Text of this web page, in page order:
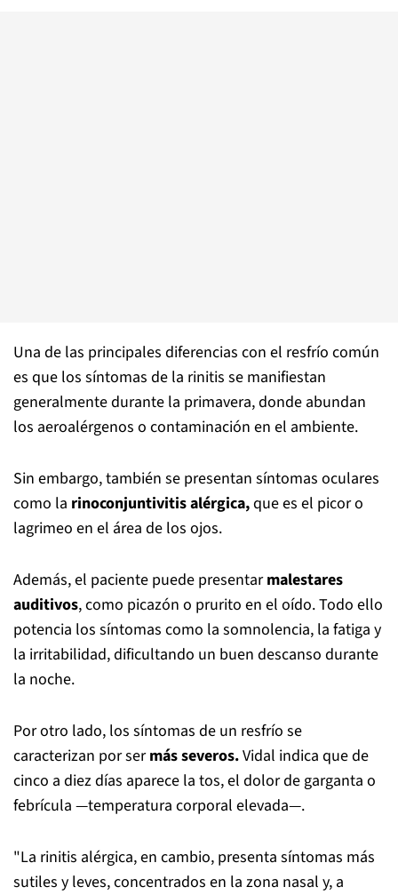
Una de las principales diferencias con el resfrío común
es que los síntomas de la rinitis se manifiestan
generalmente durante la primavera, donde abundan
los aeroalérgenos o contaminación en el ambiente.
Sin embargo, también se presentan síntomas oculares
como la rinoconjuntivitis alérgica,que es el picor o
lagrimeo en el área de los ojos.
Además, el paciente puede presentarmalestares
auditivos, como picazón o prurito en el oído. Todo ello
potencia los síntomas como la somnolencia, la fatiga y
la irritabilidad, dificultando un buen descanso durante
la noche.
Por otro lado, los síntomas de un resfrío se
caracterizan por sermás severos.Vidal indica que de
cinco a diez días aparece la tos, el dolor de garganta o
febrícula —temperatura corporal elevada—.
"La rinitis alérgica, en cambio, presenta síntomas más
sutiles y leves, concentrados en la zona nasal y, a